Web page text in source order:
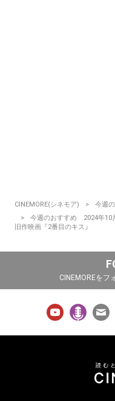
CINEMORE(シネモア)
今週
今週のおすすめ 2024年10
旧作映画『2番目のキス』
CINEMOREをフ